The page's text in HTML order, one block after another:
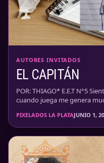
AUTORES INVITADOS
EL CAPITÁN
POR: THIAGO* E.E.T N°5
cuando juega me genera
PIXELADOS LA PLATAJUNIO 1,